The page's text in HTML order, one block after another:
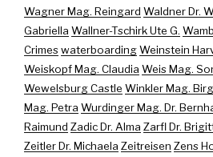
Wagner Mag. Reingard Waldner Dr.
Gabriella Wallner-Tschirk Ute G.
CrimeswaterboardingWeinstein
Weiskopf Mag. Claudia Weis Mag.
Wewelsburg Castle Winkler Mag.
Mag. Petra Wurdinger Mag. Dr.
Raimund Zadic Dr. Alma Zarfl Dr.
Zeitler Dr. Michaela Zeitreisen Zens